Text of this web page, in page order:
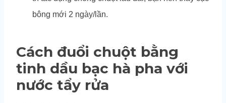
bông mới 2 ngày/lần.
Cách đuổi chuột bằng
tinh dầu bạc hà pha với
nước tẩy rửa